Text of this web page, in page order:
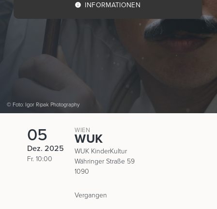
© Foto: Igor Ripak Photography
INFORMATIONEN
05
Dez. 2025
Fr. 10:00
WIEN
WUK
WUK KinderKultur
Währinger Straße 59
1090
Vergangen